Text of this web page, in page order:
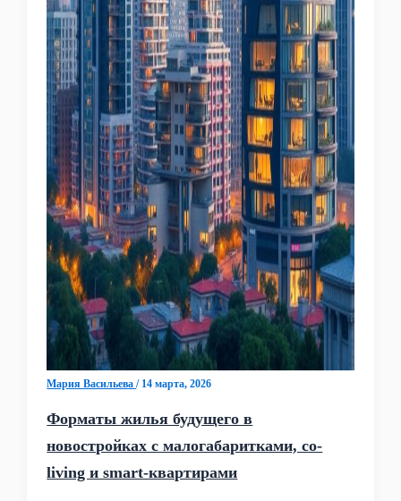
Мария Васильева/ 14 марта, 2026
Форматы жилья будущего в
новостройках с малогабаритками, co-
living и smart-квартирами